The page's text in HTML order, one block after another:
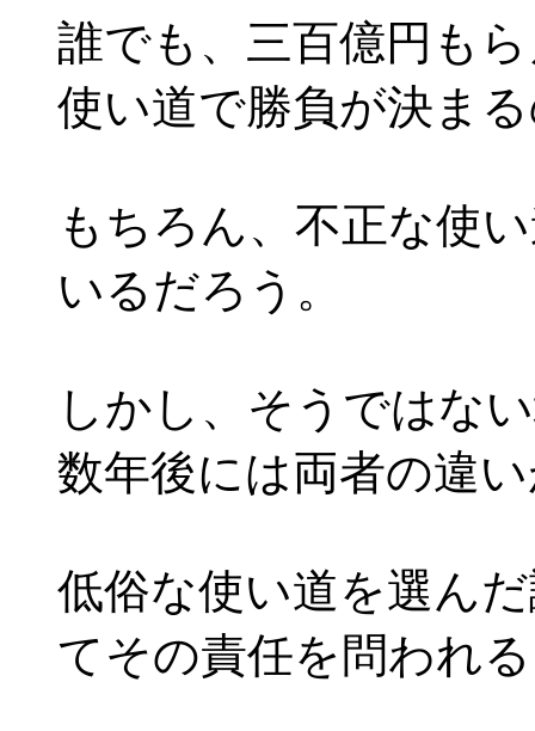
誰でも、三百億円も
使い道で勝負が決ま
もちろん、不正な使
いるだろう。
しかし、そうではな
数年後には両者の違
低俗な使い道を選ん
てその責任を問われ